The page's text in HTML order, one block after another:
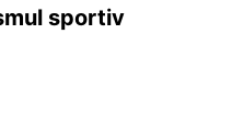
sportiv